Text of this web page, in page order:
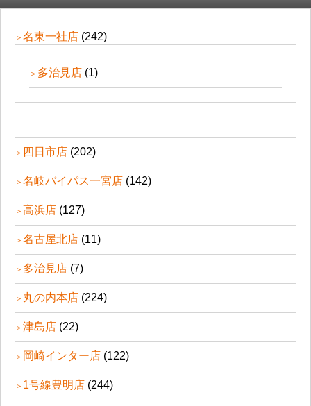
名東一社店 (242)
多治見店 (1)
四日市店 (202)
名岐バイパス一宮店 (142)
高浜店 (127)
名古屋北店 (11)
多治見店 (7)
丸の内本店 (224)
津島店 (22)
岡崎インター店 (122)
1号線豊明店 (244)